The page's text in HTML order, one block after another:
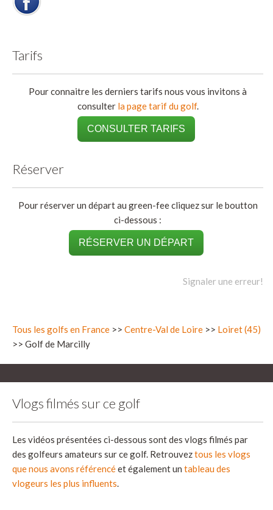
Tarifs
Pour connaitre les derniers tarifs nous vous invitons à
consulter la page tarif du golf.
CONSULTER TARIFS
Réserver
Pour réserver un départ au green-fee cliquez sur le boutton
ci-dessous :
RÉSERVER UN DÉPART
Signaler une erreur!
Tous les golfs en France >> Centre-Val de Loire >> Loiret (45)
>> Golf de Marcilly
Vlogs filmés sur ce golf
Les vidéos présentées ci-dessous sont des vlogs filmés par
des golfeurs amateurs sur ce golf. Retrouveztous les vlogs
que nous avons référencéet également un tableau des
vlogeurs les plus influents.